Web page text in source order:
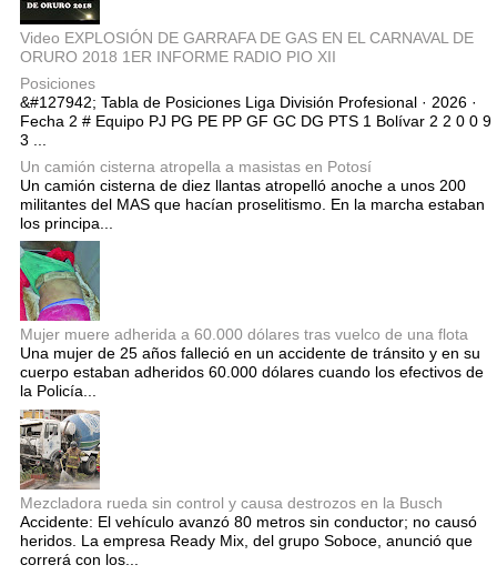
Video EXPLOSIÓN DE GARRAFA DE GAS EN EL CARNAVAL DE
ORURO 2018 1ER INFORME RADIO PIO XII
Posiciones
&#127942; Tabla de Posiciones Liga División Profesional · 2026 ·
Fecha 2 # Equipo PJ PG PE PP GF GC DG PTS 1 Bolívar 2 2 0 0 9
3 ...
Un camión cisterna atropella a masistas en Potosí
Un camión cisterna de diez llantas atropelló anoche a unos 200
militantes del MAS que hacían proselitismo. En la marcha estaban
los principa...
Mujer muere adherida a 60.000 dólares tras vuelco de una flota
Una mujer de 25 años falleció en un accidente de tránsito y en su
cuerpo estaban adheridos 60.000 dólares cuando los efectivos de
la Policía...
Mezcladora rueda sin control y causa destrozos en la Busch
Accidente: El vehículo avanzó 80 metros sin conductor; no causó
heridos. La empresa Ready Mix, del grupo Soboce, anunció que
correrá con los...